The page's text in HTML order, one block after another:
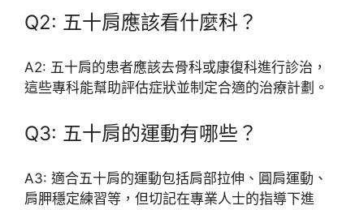
Q2: 五十肩應該看什麼科？
A2: 五十肩的患者應該去骨科或康復科進行診治，
這些專科能幫助評估症狀並制定合適的治療計劃。
Q3: 五十肩的運動有哪些？
A3: 適合五十肩的運動包括肩部拉伸、圓肩運動、
肩胛穩定練習等，但切記在專業人士的指導下進